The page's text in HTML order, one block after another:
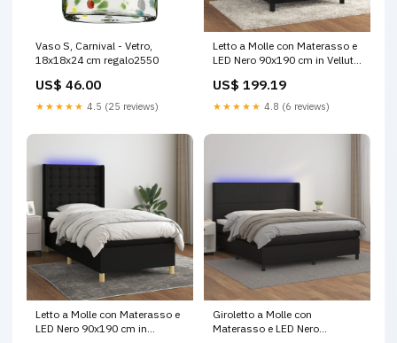
Vaso S, Carnival - Vetro,
18x18x24 cm regalo2550
US$ 46.00
★★★★★ 4.5 (25 reviews)
Letto a Molle con Materasso e
LED Nero 90x190 cm in Velluto
US$ 199.19
★★★★★ 4.8 (6 reviews)
Letto a Molle con Materasso e
LED Nero 90x190 cm in
Giroletto a Molle con
Materasso e LED Nero